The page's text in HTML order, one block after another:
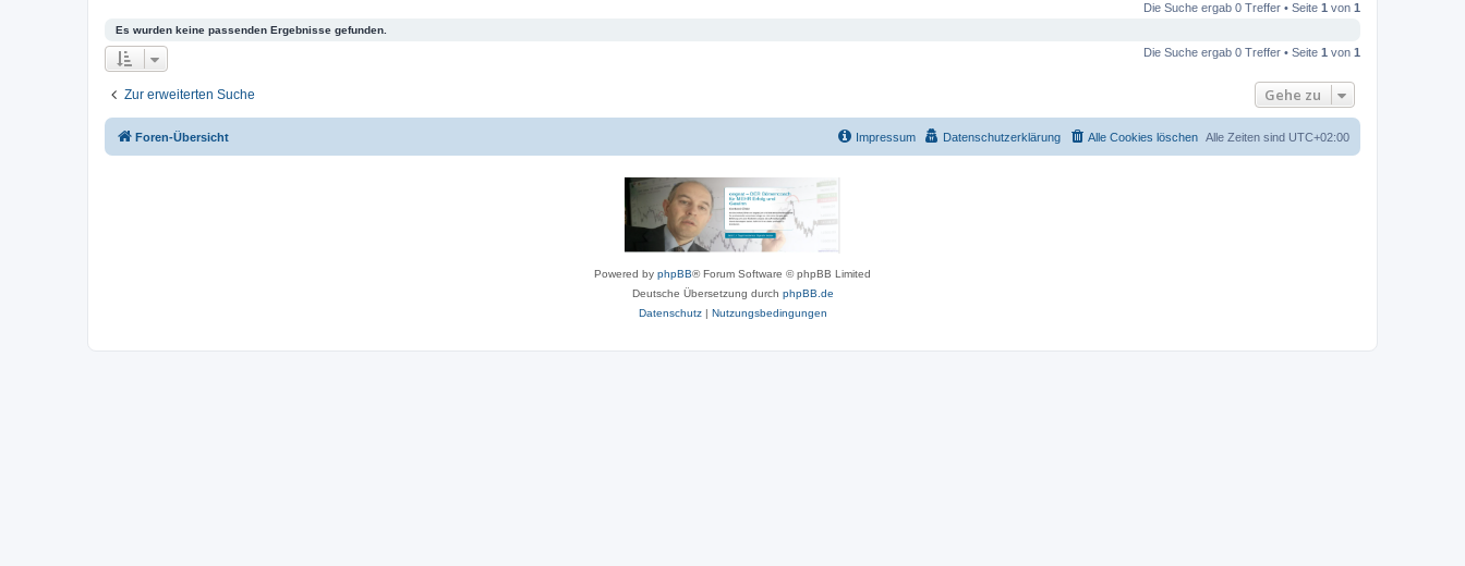
Die Suche ergab 0 Treffer • Seite 1 von 1
Es wurden keine passenden Ergebnisse gefunden.
Die Suche ergab 0 Treffer • Seite 1 von 1
Zur erweiterten Suche Gehe zu
Foren-Übersicht Alle Zeiten sind UTC+02:00
Alle Cookies löschen
Datenschutzerklärung
Impressum
Powered by phpBB® Forum Software © phpBB Limited
Deutsche Übersetzung durch phpBB.de
Datenschutz| Nutzungsbedingungen